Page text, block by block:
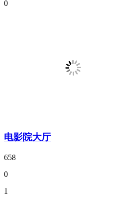
0
电影院大厅
658
0
1